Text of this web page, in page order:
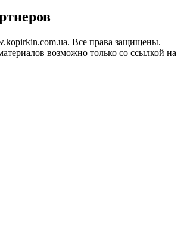
Все права защищены.
возможно только со ссылкой на